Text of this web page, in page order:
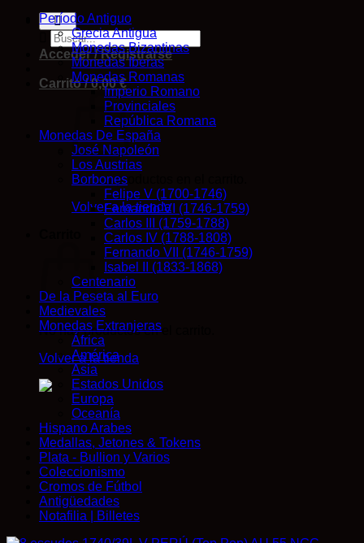
Acceder / Registrarse
Carrito /0,00€
No hay productos en el carrito.
Volver a la tienda
No hay productos en el carrito.
Volver a la tienda
Período Antiguo
Grecia Antigua
Monedas Bizantinas
Monedas Iberas
Monedas Romanas
Imperio Romano
Provinciales
República Romana
Monedas De España
José Napoleón
Los Austrias
Borbones
Felipe V (1700-1746)
Fernando VI (1746-1759)
Carlos III (1759-1788)
Carlos IV (1788-1808)
Fernando VII (1746-1759)
Isabel II (1833-1868)
Centenario
De la Peseta al Euro
Medievales
Monedas Extranjeras
África
América
Asia
Estados Unidos
Europa
Oceanía
Hispano Arabes
Medallas, Jetones & Tokens
Plata - Bullion y Varios
Coleccionismo
Cromos de Fútbol
Antigüedades
Notafilia | Billetes